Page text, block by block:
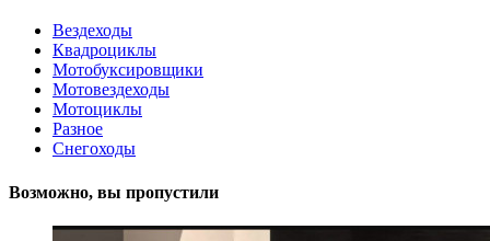
Вездеходы
Квадроциклы
Мотобуксировщики
Мотовездеходы
Мотоциклы
Разное
Снегоходы
Возможно, вы пропустили